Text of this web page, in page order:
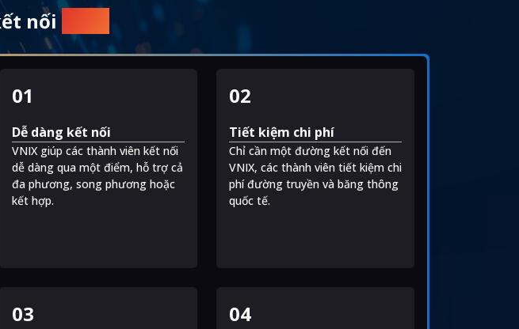
nối
01
Dễ dàng kết nối
.VNIX giúp các thành viên kết nối
dễ dàng qua một điểm, hỗ trợ cả
đa phương, song phương hoặc
kết hợp.
02
Tiết kiệm chi phí
.Chỉ cần một đường kết nối đến
VNIX, các thành viên tiết kiệm chi
phí đường truyền và băng thông
quốc tế.
03 04